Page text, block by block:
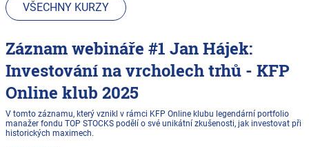
VŠECHNY KURZY
Záznam webináře #1 Jan Hájek:
Investování na vrcholech trhů - KFP
Online klub 2025
V tomto záznamu, který vznikl v rámci KFP Online klubu legendární portfolio
manažer fondu TOP STOCKS podělí o své unikátní zkušenosti, jak investovat při
historických maximech.